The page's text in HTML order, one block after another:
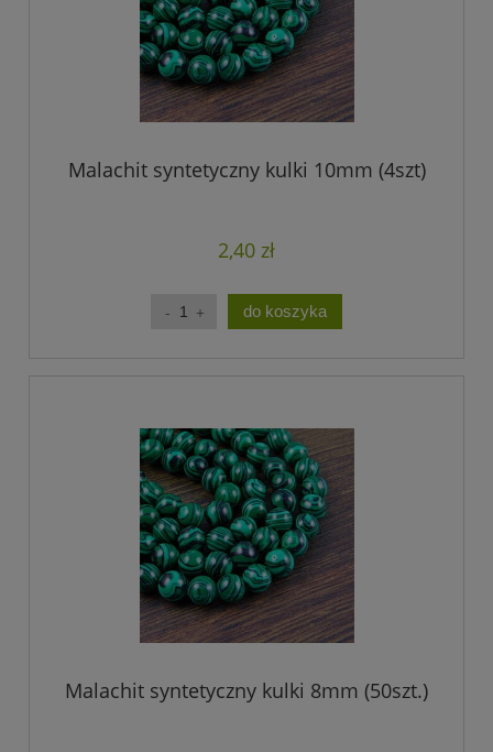
Malachit syntetyczny kulki 10mm (4szt)
2,40 zł
do koszyka
Malachit syntetyczny kulki 8mm (50szt.)